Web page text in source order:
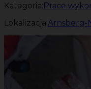
Kategoria:Prace
Lokalizacja:Arnsberg-